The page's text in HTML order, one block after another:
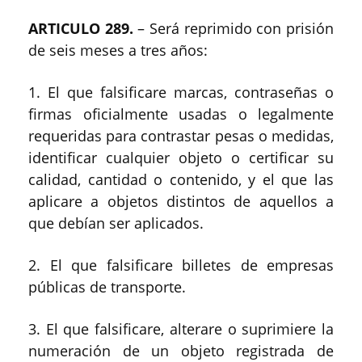
ARTICULO 289. – Será reprimido con prisión
de seis meses a tres años:
1. El que falsificare marcas, contraseñas o
firmas oficialmente usadas o legalmente
requeridas para contrastar pesas o medidas,
identificar cualquier objeto o certificar su
calidad, cantidad o contenido, y el que las
aplicare a objetos distintos de aquellos a
que debían ser aplicados.
2. El que falsificare billetes de empresas
públicas de transporte.
3. El que falsificare, alterare o suprimiere la
numeración de un objeto registrada de